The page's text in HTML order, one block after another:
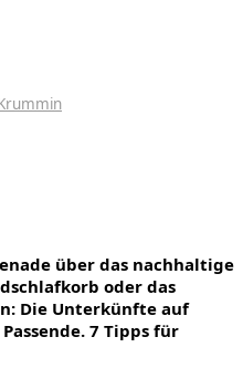
über das nachhaltige
oder das
Die Unterkünfte auf
7 Tipps für